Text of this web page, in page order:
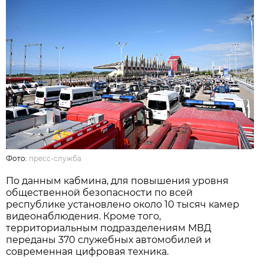
Фото: пресс-служба
По данным кабмина, для повышения уровня
общественной безопасности по всей
республике установлено около 10 тысяч камер
видеонаблюдения. Кроме того,
территориальным подразделениям МВД
переданы 370 служебных автомобилей и
современная цифровая техника.